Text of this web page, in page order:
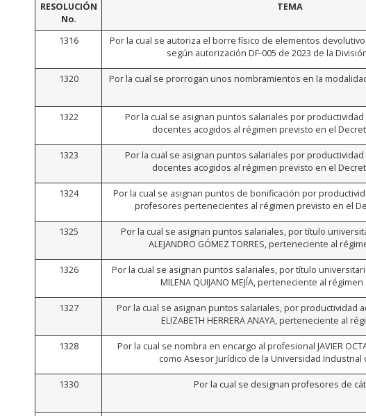
RESOLUCIÓN
No.
TEMA
1316
Por la cual se autoriza el borre físico de elementos
según autorización DF-005 de 2023 de la
1320 Por la cual se prorrogan unos nombramientos en la
1322
Por la cual se asignan puntos salariales por productividad
docentes acogidos al régimen previsto en el
1323
Por la cual se asignan puntos salariales por productividad
docentes acogidos al régimen previsto en el
1324
Por la cual se asignan puntos de bonificación por
profesores pertenecientes al régimen previsto en el
1325
Por la cual se asignan puntos salariales, por título
ALEJANDRO GÓMEZ TORRES, perteneciente al
1326
Por la cual se asignan puntos salariales, por título
MILENA QUIJANO MEJÍA, perteneciente al
1327
Por la cual se asignan puntos salariales, por productividad
ELIZABETH HERRERA ANAYA, perteneciente al
1328
Por la cual se nombra en encargo al profesional JAVIER
como Asesor Jurídico de la Universidad Industrial
1330 Por la cual se designan profesores de